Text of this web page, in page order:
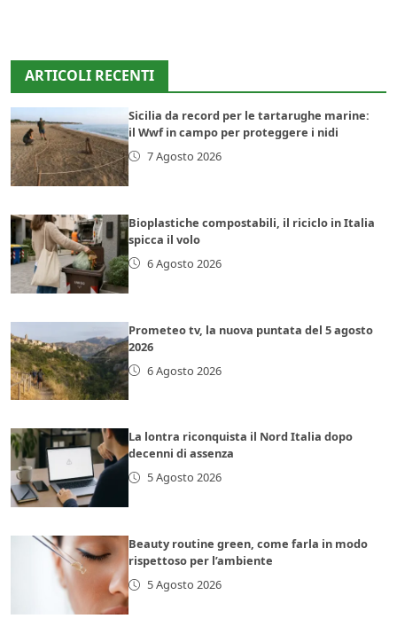
ARTICOLI RECENTI
Sicilia da record per le tartarughe marine:
il Wwf in campo per proteggere i nidi
7 Agosto 2026
Bioplastiche compostabili, il riciclo in Italia
spicca il volo
6 Agosto 2026
Prometeo tv, la nuova puntata del 5 agosto
2026
6 Agosto 2026
La lontra riconquista il Nord Italia dopo
decenni di assenza
5 Agosto 2026
Beauty routine green, come farla in modo
rispettoso per l’ambiente
5 Agosto 2026